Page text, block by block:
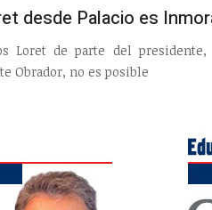
desde Palacio es
Loret de parte del
Obrador, no es posible